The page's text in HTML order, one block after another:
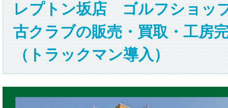
レプトン坂店 ゴルフショッ
古クラブの販売・買取・工房
（トラックマン導入）